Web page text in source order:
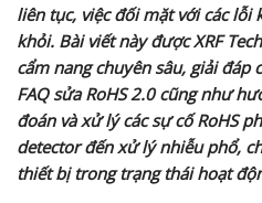
liên tục, việc đối mặt với các
khỏi. Bài viết này được XRF
cẩm nang chuyên sâu, giải đáp
FAQ sửa RoHS 2.0 cũng như
đoán và xử lý các sự cố RoHS
detector đến xử lý nhiễu phổ,
thiết bị trong trạng thái hoạt